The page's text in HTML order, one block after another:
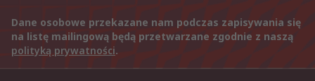
Dane osobowe przekazane nam podczas zapisywania się
na listę mailingową będą przetwarzane zgodnie z naszą
polityką prywatności.